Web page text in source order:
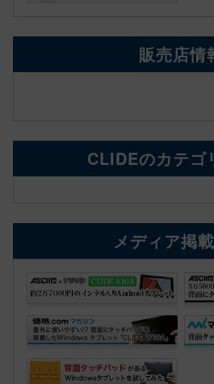
販売店情
CLIDEのカテゴ
メディア掲